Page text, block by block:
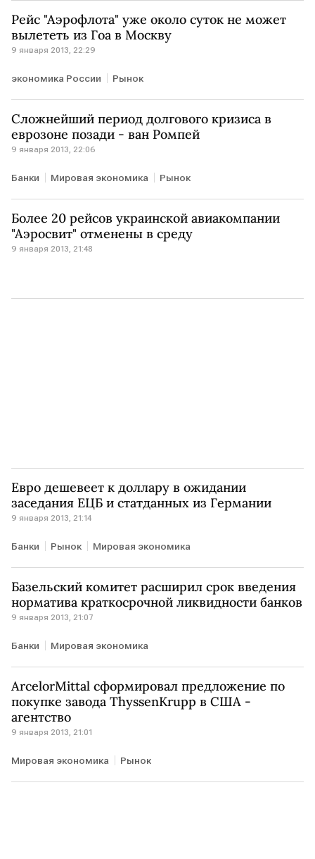
Рейс "Аэрофлота" уже около суток не может
вылететь из Гоа в Москву
9 января 2013, 22:29
экономика России Рынок
Сложнейший период долгового кризиса в
еврозоне позади - ван Ромпей
9 января 2013, 22:06
Банки Мировая экономика Рынок
Более 20 рейсов украинской авиакомпании
"Аэросвит" отменены в среду
9 января 2013, 21:48
Евро дешевеет к доллару в ожидании
заседания ЕЦБ и статданных из Германии
9 января 2013, 21:14
Банки Рынок Мировая экономика
Базельский комитет расширил срок введения
норматива краткосрочной ликвидности банков
9 января 2013, 21:07
Банки Мировая экономика
ArcelorMittal сформировал предложение по
покупке завода ThyssenKrupp в США -
агентство
9 января 2013, 21:01
Мировая экономика Рынок